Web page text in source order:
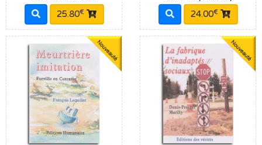
25.80€ 24.00€